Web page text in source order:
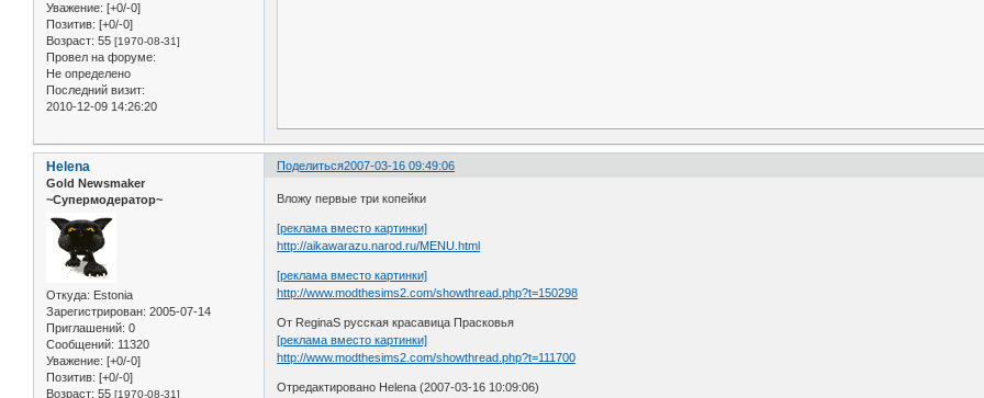
Уважение: [+0/-0]
Позитив: [+0/-0]
Возраст: 55 [1970-08-31]
Провел на форуме:
Не определено
Последний визит:
2010-12-09 14:26:20
Поделиться2007-03-16 09:49:06
Helena
Gold Newsmaker
~Супермодератор~
Откуда: Estonia
Зарегистрирован: 2005-07-14
Приглашений: 0
Сообщений: 11320
Уважение: [+0/-0]
Позитив: [+0/-0]
Возраст: 55 [1970-08-31]
Вложу первые три копейки
[реклама вместо картинки]
http://aikawarazu.narod.ru/MENU.html
[реклама вместо картинки]
http://www.modthesims2.com/showthread.php?t=150298
От ReginaS русская красавица Прасковья
[реклама вместо картинки]
http://www.modthesims2.com/showthread.php?t=111700
Отредактировано Helena (2007-03-16 10:09:06)